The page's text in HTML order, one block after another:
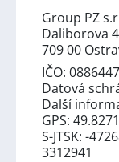
Group PZ
Daliborova
709 00
IČO:
Datová
Další
GPS:
S-JTSK: -
3312941